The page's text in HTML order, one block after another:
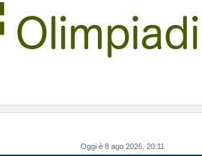
Oggi è 8 ago 2026, 20:11